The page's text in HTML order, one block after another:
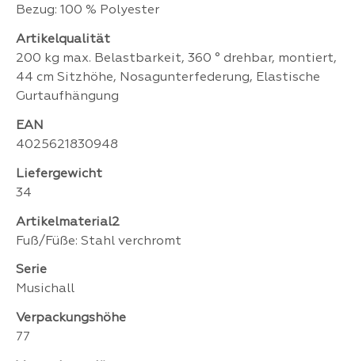
Bezug: 100 % Polyester
Artikelqualität
200 kg max. Belastbarkeit, 360 ° drehbar, montiert,
44 cm Sitzhöhe, Nosagunterfederung, Elastische
Gurtaufhängung
EAN
4025621830948
Liefergewicht
34
Artikelmaterial2
Fuß/Füße: Stahl verchromt
Serie
Musichall
Verpackungshöhe
77